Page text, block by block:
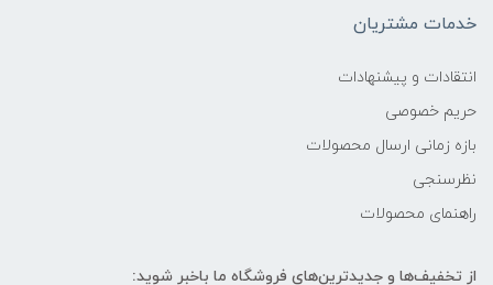
خدمات مشتریان
انتقادات و پیشنهادات
حریم خصوصی
بازه زمانی ارسال محصولات
نظرسنجی
راهنمای محصولات
از تخفیف‌ها و جدیدترین‌های فروشگاه ما باخبر شوید: